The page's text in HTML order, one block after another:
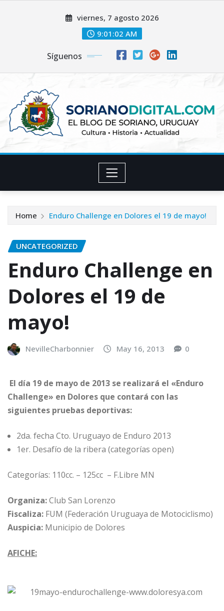
viernes, 7 agosto 2026
9:01:03 AM
Síguenos
Home Enduro Challenge en Dolores el 19 de mayo!
UNCATEGORIZED
Enduro Challenge en
Dolores el 19 de
mayo!
NevilleCharbonnier May 16, 2013 0
El día 19 de mayo de 2013 se realizará el «Enduro
Challenge» en Dolores que contará con las
siguientes pruebas deportivas:
2da. fecha Cto. Uruguayo de Enduro 2013
1er. Desafío de la ribera (categorías open)
Categorías: 110cc. – 125cc – F.Libre MN
Organiza:Club San Lorenzo
Fiscaliza: FUM (Federación Uruguaya de Motociclismo)
Auspicia: Municipio de Dolores
AFICHE: